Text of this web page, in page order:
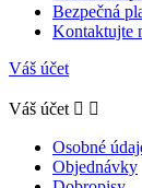
Bezpečná
Kontaktujte
Váš účet
Váš účet  
Osobné
Objednávky